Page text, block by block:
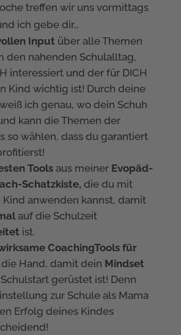
treffen wir uns vormittags
ich gebe dir…
Input über alle Themen
den nahenden Schulalltag,
interessiert und der für DICH
Kind wichtig ist! Durch deine
ich genau, wo dein Schuh
kann die Themen der
so wählen, dass du garantiert
Toolsaus meiner Evopäd-
Schatzkiste, die du mit
anwenden kannst, damit
auf die Schulzeit
ist.
CoachingTools für
Hand, damit dein Mindset
gerüstet ist! Denn
zur Schule als Mama
Erfolg deines Kindes